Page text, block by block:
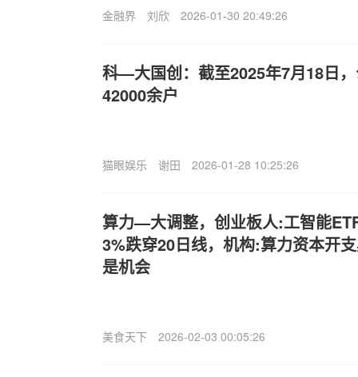
金融界 刘欣 2026-01-30 20:49:26
科—大国创：截至2025年7月18日
42000余户
猫眼娱乐 谢田 2026-01-28 10:25:26
算力—大调整，创业板人:工智能
3%跌穿20日线，机构:算力资本开
是机会
美食天下 2026-02-03 00:05:26